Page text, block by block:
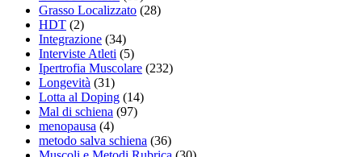
Grasso Localizzato (28)
HDT (2)
Integrazione (34)
Interviste Atleti (5)
Ipertrofia Muscolare (232)
Longevità (31)
Lotta al Doping (14)
Mal di schiena (97)
menopausa (4)
metodo salva schiena (36)